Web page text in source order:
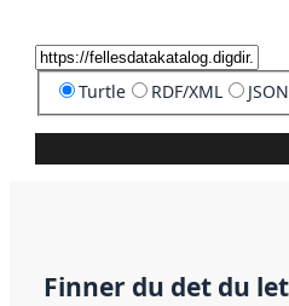
Turtle RDF/XML
Finner du det du